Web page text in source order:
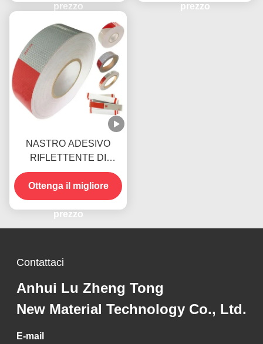
prezzo prezzo
NASTRO ADESIVO
RIFLETTENTE DI
SEGNALAZIONE DOT
C2 AD ALTA VISIBILITÀ
PER RIMORCHI
Ottenga il migliore
prezzo
Contattaci
Anhui Lu Zheng Tong
New Material Technology Co., Ltd.
E-mail